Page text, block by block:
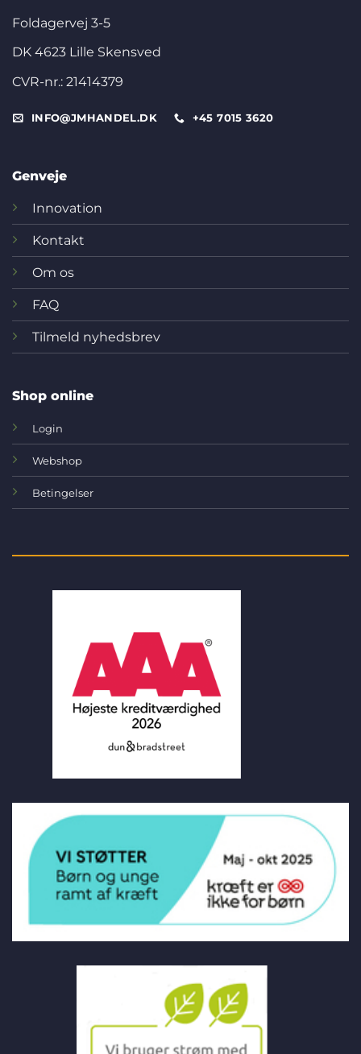
Foldagervej 3-5
DK 4623 Lille Skensved
CVR-nr.: 21414379
INFO@JMHANDEL.DK +45 7015 3620
Genveje
Innovation
Kontakt
Om os
FAQ
Tilmeld nyhedsbrev
Shop online
Login
Webshop
Betingelser